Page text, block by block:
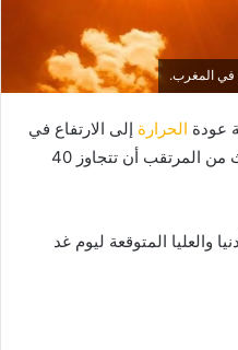
في المغرب.
عودة الحرارة إلى الارتفاع في
عدة مناطق بالمملكة المغربية، حيث من المرتقب أن تتجاوز 40
والعليا المتوقعة ليوم غد